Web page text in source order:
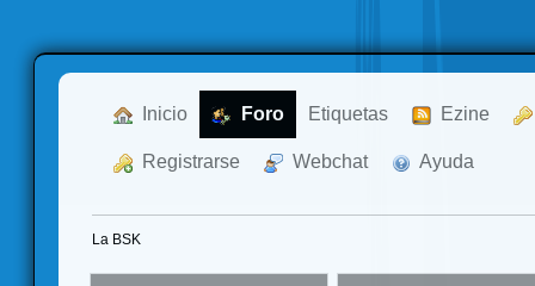
Inicio Foro Etiquetas Ezine
Registrarse Webchat Ayuda
La BSK